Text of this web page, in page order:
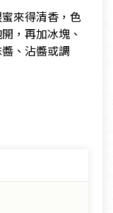
來得清香，色
，再加冰塊、
、沾醬或調